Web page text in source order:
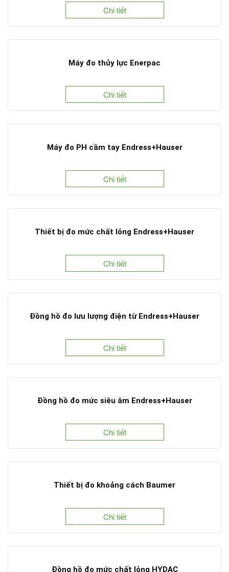
Chi tiết
Máy đo thủy lực Enerpac
Chi tiết
Máy đo PH cầm tay Endress+Hauser
Chi tiết
Thiết bị đo mức chất lỏng Endress+Hauser
Chi tiết
Đồng hồ đo lưu lượng điện từ Endress+Hauser
Chi tiết
Đồng hồ đo mức siêu âm Endress+Hauser
Chi tiết
Thiết bị đo khoảng cách Baumer
Chi tiết
Đồng hồ đo mức chất lỏng HYDAC